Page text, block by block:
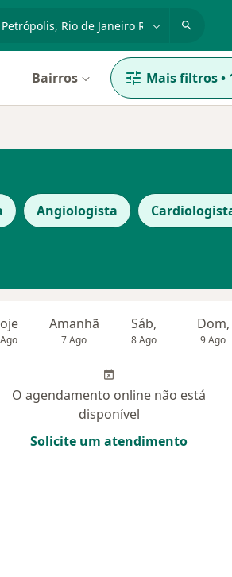
cidade ou região
Bairros Mais filtros•
Angiologista
Amanhã
7 Ago
Sáb,
8 Ago
Dom,
9 Ago
O agendamento online não está
disponível
Solicite um atendimento